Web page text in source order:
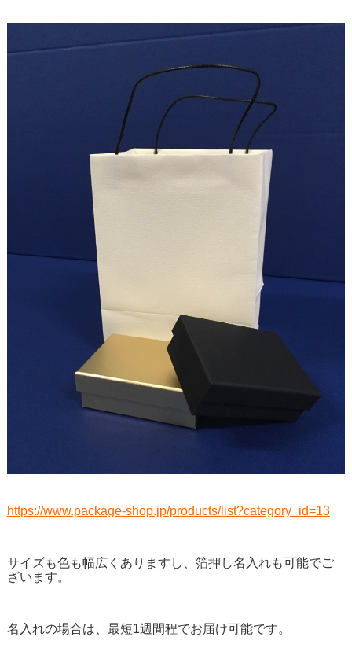
https://www.package-shop.jp/products/list?category_id=13
サイズも色も幅広くありますし、箔押し名入れも可能でご
ざいます。
名入れの場合は、最短1週間程でお届け可能です。